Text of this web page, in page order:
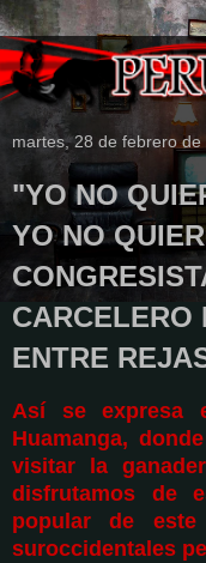
martes, 28 de febrero de
"YO NO
YO NO
CARCELERO
ENTRE
Así se expresa
Huamanga,
visitar la
disfrutamos de
popular de
suroccidentales